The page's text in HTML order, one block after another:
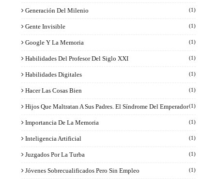
Generación Del Milenio (1)
Gente Invisible (1)
Google Y La Memoria (1)
Habilidades Del Profesor Del Siglo XXI (1)
Habilidades Digitales (1)
Hacer Las Cosas Bien (1)
Hijos Que Maltratan A Sus Padres. El Síndrome Del Emperador(1)
Importancia De La Memoria (1)
Inteligencia Artificial (1)
Juzgados Por La Turba (1)
Jóvenes Sobrecualificados Pero Sin Empleo (1)